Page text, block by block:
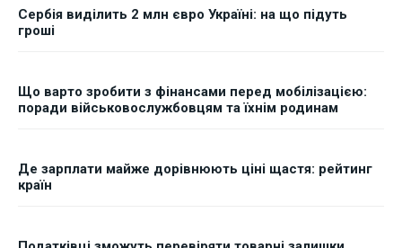
Сербія виділить 2 млн євро Україні: на що підуть
гроші
Що варто зробити з фінансами перед мобілізацією:
поради військовослужбовцям та їхнім родинам
Де зарплати майже дорівнюють ціні щастя: рейтинг
країн